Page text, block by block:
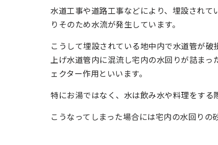
水道工事や道路工事などにより、埋設され
りそのため水流が発生しています。
こうして埋設されている地中内で水道管が
上げ水道管内に混流し宅内の水回りが詰ま
ェクター作用といいます。
特にお湯ではなく、水は飲み水や料理をする
こうなってしまった場合には宅内の水回りの